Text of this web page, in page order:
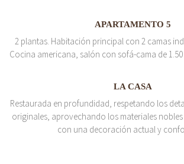
APARTAMENTO 5
2 plantas. Habitación principal con 2 camas
Cocina americana, salón con sofá-cama de
LA CASA
Restaurada en profundidad, respetando los
originales, aprovechando los materiales
con una decoración actual y